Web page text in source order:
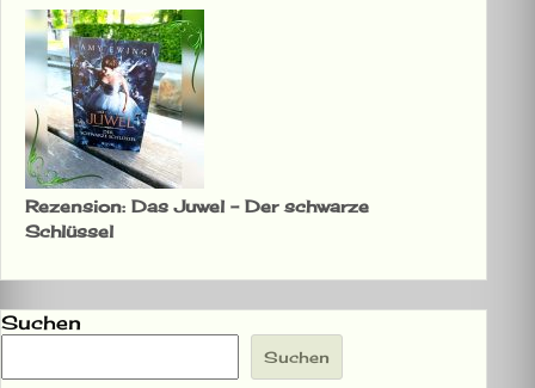
Rezension: Das Juwel – Der schwarze
Schlüssel
Suchen
Suchen